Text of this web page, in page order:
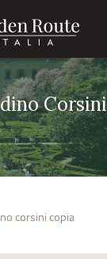
Corsini
corsini copia